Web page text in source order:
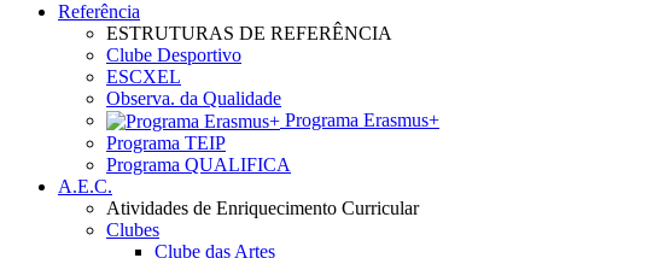
Referência
ESTRUTURAS DE REFERÊNCIA
Clube Desportivo
ESCXEL
Observa. da Qualidade
Programa Erasmus+
Programa TEIP
Programa QUALIFICA
A.E.C.
Atividades de Enriquecimento Curricular
Clubes
Clube das Artes